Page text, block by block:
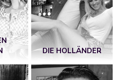
DIE HOLLÄNDER